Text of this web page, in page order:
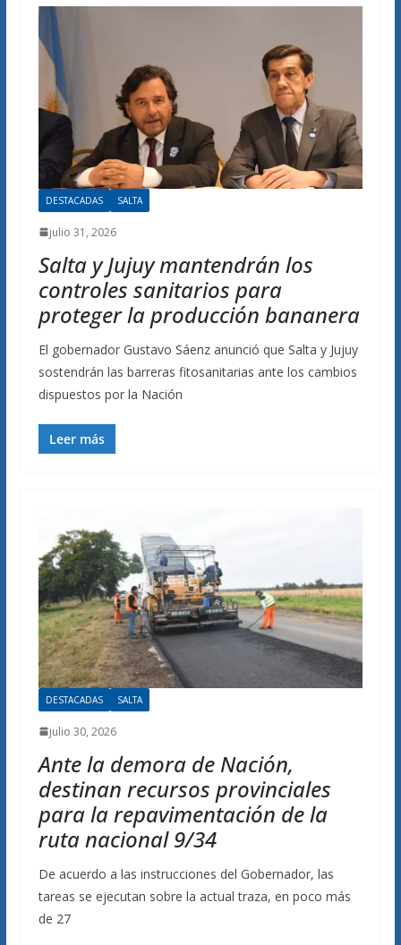
DESTACADAS SALTA
julio 31, 2026
Salta y Jujuy mantendrán los
controles sanitarios para
proteger la producción bananera
El gobernador Gustavo Sáenz anunció que Salta y Jujuy
sostendrán las barreras fitosanitarias ante los cambios
dispuestos por la Nación
Leer más
DESTACADAS SALTA
julio 30, 2026
Ante la demora de Nación,
destinan recursos provinciales
para la repavimentación de la
ruta nacional 9/34
De acuerdo a las instrucciones del Gobernador, las
tareas se ejecutan sobre la actual traza, en poco más
de 27